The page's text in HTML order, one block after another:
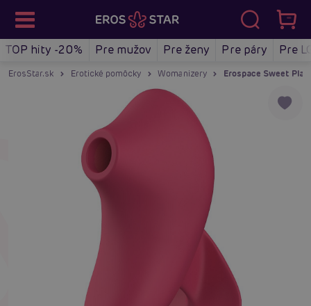
TOP hity -20% Pre mužov Pre ženy Pre páry Pre
ErosStar.sk Erotické pomôcky Womanizery Erospace Sweet